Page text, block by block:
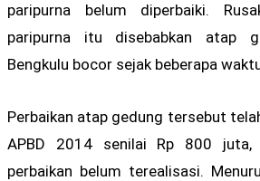
paripurna belum diperbaiki.
paripurna itu disebabkan atap
Bengkulu bocor sejak beberapa
Perbaikan atap gedung tersebut
APBD 2014 senilai Rp 800 juta,
perbaikan belum terealisasi.